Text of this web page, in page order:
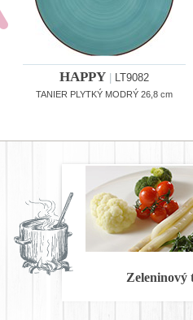
HAPPY LT9082
TANIER PLYTKÝ MODRÝ 26,8 cm
Zeleninový